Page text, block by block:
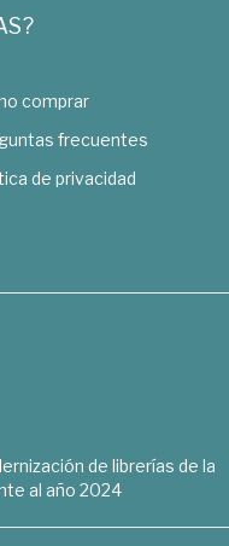
comprar
frecuentes
de privacidad
de librerías de la
al año 2024